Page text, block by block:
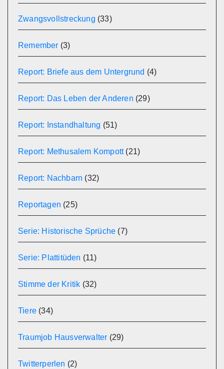
Zwangsvollstreckung (33)
Remember (3)
Report: Briefe aus dem Untergrund (4)
Report: Das Leben der Anderen (29)
Report: Instandhaltung (51)
Report: Methusalem Kompott(21)
Report: Nachbarn (32)
Reportagen (25)
Serie: Historische Sprüche (7)
Serie: Plattitüden (11)
Stimme der Kritik (32)
Tiere (34)
Traumjob Hausverwalter (29)
Twitterperlen (2)